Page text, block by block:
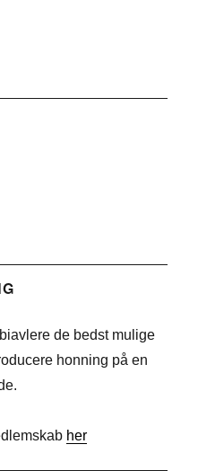
de bedst mulige
honning på en
her